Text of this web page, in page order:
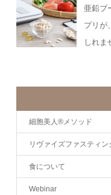
亜鉛ブ
プリが
しれま
細胞美人®メソッド
リヴァイズファスティ
食について
Webinar